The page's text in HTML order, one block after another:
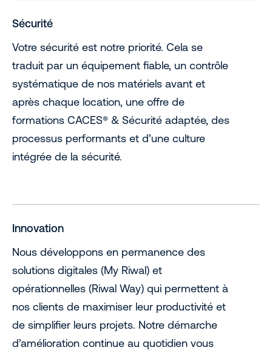
Sécurité
Votre sécurité est notre priorité. Cela se
traduit par un équipement fiable, un contrôle
systématique de nos matériels avant et
après chaque location, une offre de
formations CACES® & Sécurité adaptée, des
processus performants et d’une culture
intégrée de la sécurité.
Innovation
Nous développons en permanence des
solutions digitales (My Riwal) et
opérationnelles (Riwal Way) qui permettent à
nos clients de maximiser leur productivité et
de simplifier leurs projets. Notre démarche
d’amélioration continue au quotidien vous